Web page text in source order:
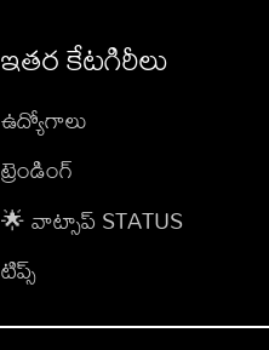
ఇతర కేటగిరీలు
ఉద్యోగాలు
ట్రెండింగ్
🌟 వాట్సాప్ STATUS
టిప్స్